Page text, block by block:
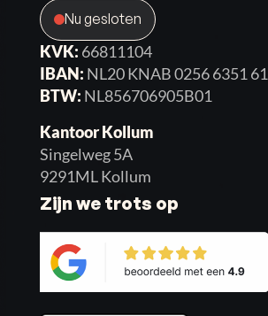
Nu gesloten
KVK: 66811104
IBAN: NL20 KNAB 0256 6351 61
BTW: NL856706905B01
Kantoor Kollum
Singelweg 5A
9291ML Kollum
Zijn we trots op